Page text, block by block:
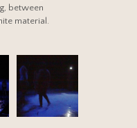
between
material.